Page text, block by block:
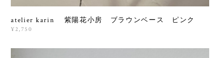
atelier karin 紫陽花小房 ブラウンベース ピンク
¥2,750